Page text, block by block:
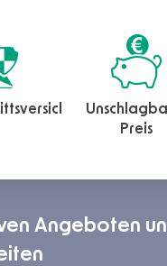
Preis
Angeboten